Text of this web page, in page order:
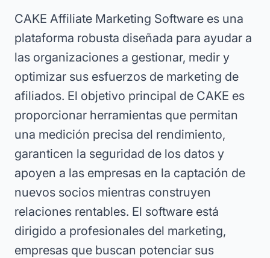
CAKE Affiliate Marketing Software es una
plataforma robusta diseñada para ayudar a
las organizaciones a gestionar, medir y
optimizar sus esfuerzos de marketing de
afiliados. El objetivo principal de CAKE es
proporcionar herramientas que permitan
una medición precisa del rendimiento,
garanticen la seguridad de los datos y
apoyen a las empresas en la captación de
nuevos socios mientras construyen
relaciones rentables. El software está
dirigido a profesionales del marketing,
empresas que buscan potenciar sus